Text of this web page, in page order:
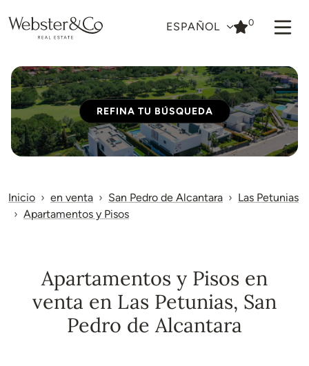
ESPAÑOL 0
REFINA TU BÚSQUEDA
Inicio en venta San Pedro de Alcantara
Las Petunias
Apartamentos y Pisos
Apartamentos y Pisos en
venta en Las Petunias, San
Pedro de Alcantara